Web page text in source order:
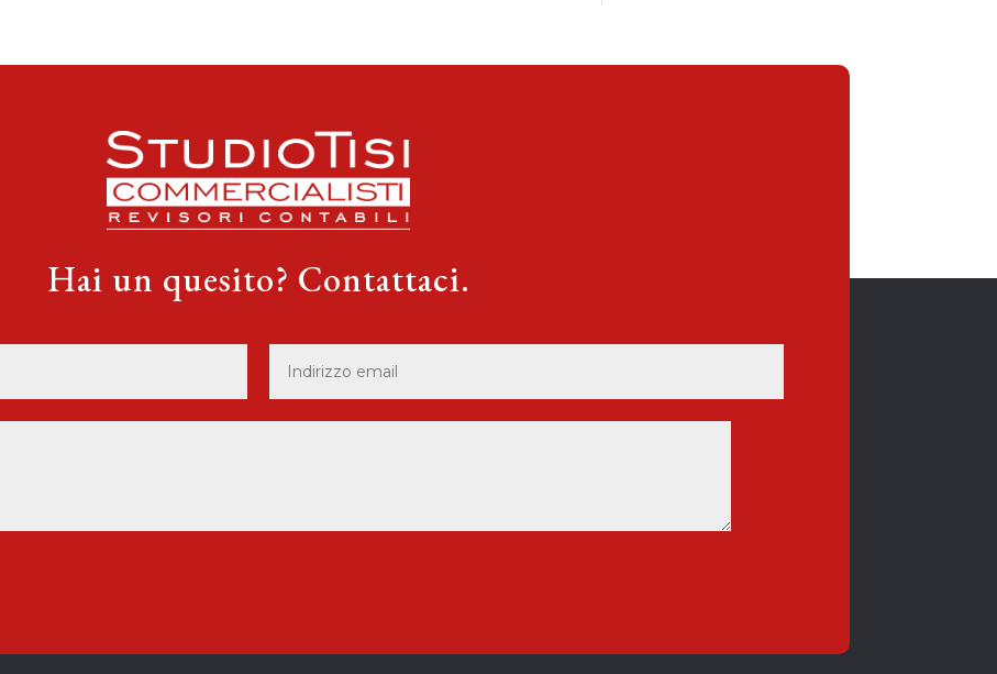
Hai un quesito? Contattaci.